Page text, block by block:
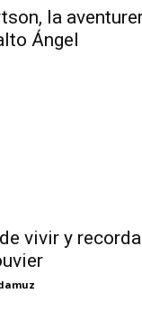
la
Ángel
vivir y